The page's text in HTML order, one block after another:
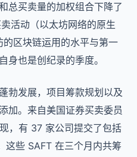
总买卖量的加权组合下降了
活动（以太坊网络的原生
区块链运用的水平与第一
身也是创纪录的季度。
勃发展，项目筹款规划以及
加。来自美国证券买卖委员
，有 37 家公司提交了包括
这些 SAFT 在三个月内共筹